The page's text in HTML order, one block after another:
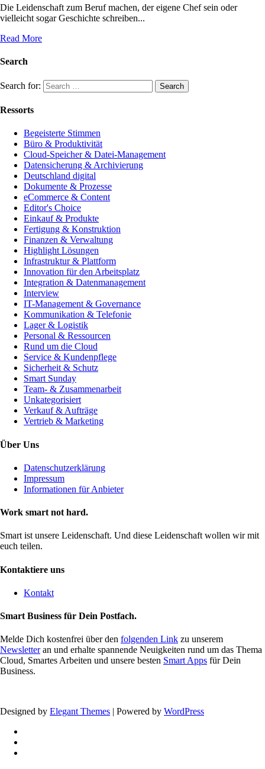
Die Leidenschaft zum Beruf machen, der eigene Chef sein oder
vielleicht sogar Geschichte schreiben...
Read More
Search
Search for:
Ressorts
Begeisterte Stimmen
Büro & Produktivität
Cloud-Speicher & Datei-Management
Datensicherung & Archivierung
Deutschland digital
Dokumente & Prozesse
eCommerce & Content
Editor's Choice
Einkauf & Produkte
Fertigung & Konstruktion
Finanzen & Verwaltung
Highlight Lösungen
Infrastruktur & Plattform
Innovation für den Arbeitsplatz
Integration & Datenmanagement
Interview
IT-Management & Governance
Kommunikation & Telefonie
Lager & Logistik
Personal & Ressourcen
Rund um die Cloud
Service & Kundenpflege
Sicherheit & Schutz
Smart Sunday
Team- & Zusammenarbeit
Unkategorisiert
Verkauf & Aufträge
Vertrieb & Marketing
Über Uns
Datenschutzerklärung
Impressum
Informationen für Anbieter
Work smart not hard.
Smart ist unsere Leidenschaft. Und diese Leidenschaft wollen wir mit
euch teilen.
Kontaktiere uns
Kontakt
Smart Business für Dein Postfach.
Melde Dich kostenfrei über den folgenden Link zu unserem
Newsletteran und erhalte spannende Neuigkeiten rund um das Thema
Cloud, Smartes Arbeiten und unsere besten Smart Apps für Dein
Business.
Designed by Elegant Themes | Powered by WordPress